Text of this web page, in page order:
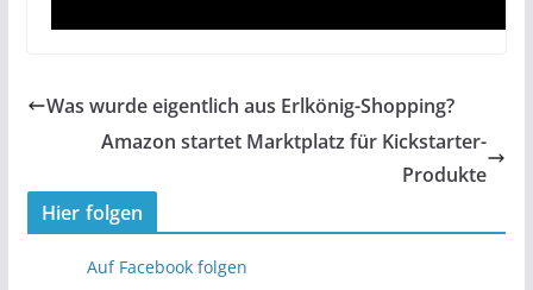
Was wurde eigentlich aus Erlkönig-Shopping?
Amazon startet Marktplatz für Kickstarter-
Produkte
Hier folgen
Auf Facebook folgen